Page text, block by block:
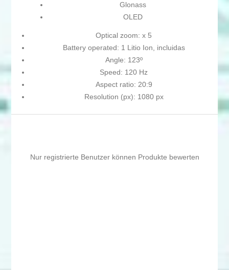
Glonass
OLED
Optical zoom: x 5
Battery operated: 1 Litio Ion, incluidas
Angle: 123º
Speed: 120 Hz
Aspect ratio: 20:9
Resolution (px): 1080 px
Nur registrierte Benutzer können Produkte bewerten